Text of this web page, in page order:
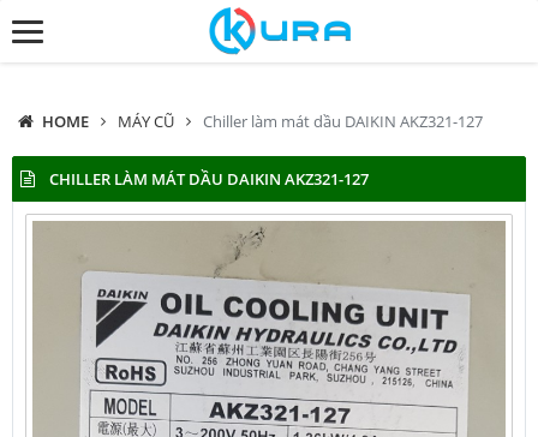
HOME MÁY CŨ Chiller làm mát dầu DAIKIN AKZ321-127
CHILLER LÀM MÁT DẦU DAIKIN AKZ321-127